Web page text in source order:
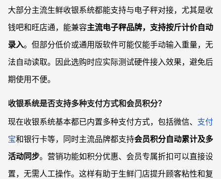
大部分主流生鲜收银系统都能支持与电子秤对接，尤其是收
钱吧和旺店通，能兼容主流电子秤品牌，支持按斤计价自动
录入。但部分低价或通用版软件可能仅能手动输入重量，无
法自动读取。因此选购时应实际测试硬件接入效果，避免后
期使用不便。
收银系统是否支持多种支付方式和会员积分？
现在收银系统基本都已内置多种支付方式，包括微信、 支付
宝和银行卡等，同时主流品牌都支持会员积分自动累计及多
活动同步。营销功能如积分优惠、会员专属折扣可以直接设
置，无需人工操作。这样有助于生鲜门店提升顾客粘性和复